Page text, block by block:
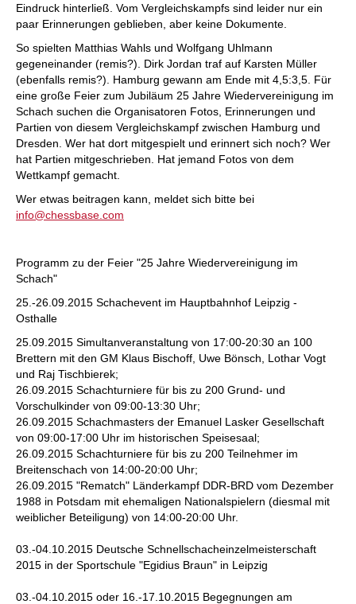
Eindruck hinterließ. Vom Vergleichskampfs sind leider nur ein
paar Erinnerungen geblieben, aber keine Dokumente.
So spielten Matthias Wahls und Wolfgang Uhlmann
gegeneinander (remis?). Dirk Jordan traf auf Karsten Müller
(ebenfalls remis?). Hamburg gewann am Ende mit 4,5:3,5. Für
eine große Feier zum Jubiläum 25 Jahre Wiedervereinigung im
Schach suchen die Organisatoren Fotos, Erinnerungen und
Partien von diesem Vergleichskampf zwischen Hamburg und
Dresden. Wer hat dort mitgespielt und erinnert sich noch? Wer
hat Partien mitgeschrieben. Hat jemand Fotos von dem
Wettkampf gemacht.
Wer etwas beitragen kann, meldet sich bitte bei
info@chessbase.com
Programm zu der Feier "25 Jahre Wiedervereinigung im
Schach"
25.-26.09.2015 Schachevent im Hauptbahnhof Leipzig -
Osthalle
25.09.2015 Simultanveranstaltung von 17:00-20:30 an 100
Brettern mit den GM Klaus Bischoff, Uwe Bönsch, Lothar Vogt
und Raj Tischbierek;
26.09.2015 Schachturniere für bis zu 200 Grund- und
Vorschulkinder von 09:00-13:30 Uhr;
26.09.2015 Schachmasters der Emanuel Lasker Gesellschaft
von 09:00-17:00 Uhr im historischen Speisesaal;
26.09.2015 Schachturniere für bis zu 200 Teilnehmer im
Breitenschach von 14:00-20:00 Uhr;
26.09.2015 "Rematch" Länderkampf DDR-BRD vom Dezember
1988 in Potsdam mit ehemaligen Nationalspielern (diesmal mit
weiblicher Beteiligung) von 14:00-20:00 Uhr.
03.-04.10.2015 Deutsche Schnellschacheinzelmeisterschaft
2015 in der Sportschule "Egidius Braun" in Leipzig
03.-04.10.2015 oder 16.-17.10.2015 Begegnungen am